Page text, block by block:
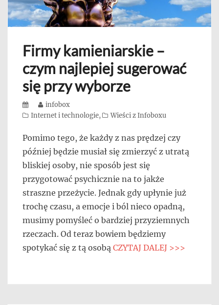
Firmy kamieniarskie –
czym najlepiej sugerować
się przy wyborze
Posted
on
Author
infobox
Categories
Internet i technologie, Wieści z Infoboxu
Pomimo tego, że każdy z nas prędzej czy
później będzie musiał się zmierzyć z utratą
bliskiej osoby, nie sposób jest się
przygotować psychicznie na to jakże
straszne przeżycie. Jednak gdy upłynie już
trochę czasu, a emocje i ból nieco opadną,
musimy pomyśleć o bardziej przyziemnych
rzeczach. Od teraz bowiem będziemy
spotykać się z tą osobą CZYTAJ DALEJ >>>